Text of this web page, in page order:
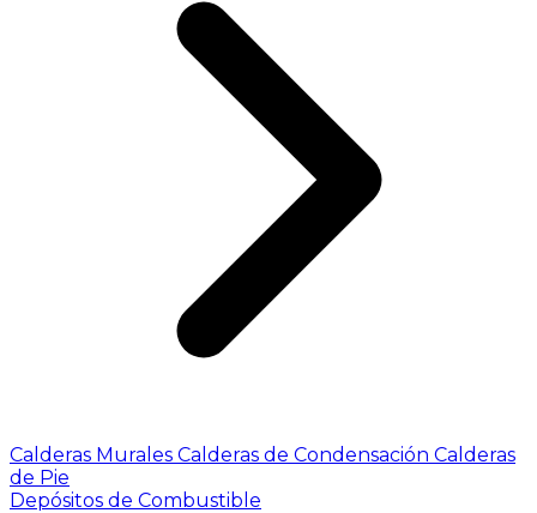
Calderas Murales Calderas de Condensación Calderas
de Pie
Depósitos de Combustible